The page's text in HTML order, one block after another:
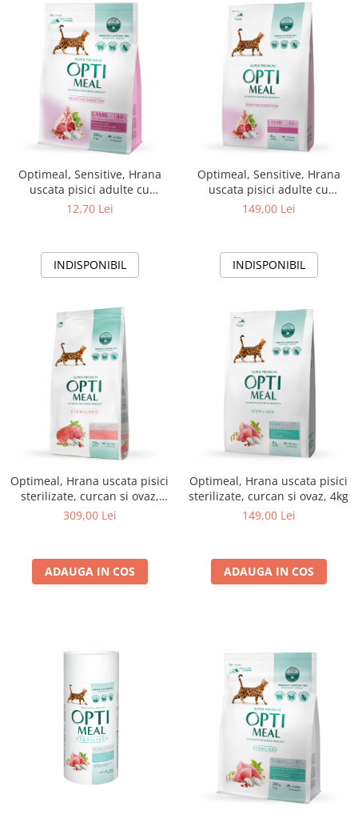
Optimeal, Sensitive, Hrana
uscata pisici adulte cu
digestie sensibila, Miel, 200g
12,70 Lei
INDISPONIBIL
Optimeal, Sensitive, Hrana
uscata pisici adulte cu
digestie sensibila, Miel, 4kg
149,00 Lei
INDISPONIBIL
Optimeal, Hrana uscata pisici
sterilizate, curcan si ovaz,
10kg
309,00 Lei
ADAUGA IN COS
Optimeal, Hrana uscata pisici
sterilizate, curcan si ovaz, 4kg
149,00 Lei
ADAUGA IN COS